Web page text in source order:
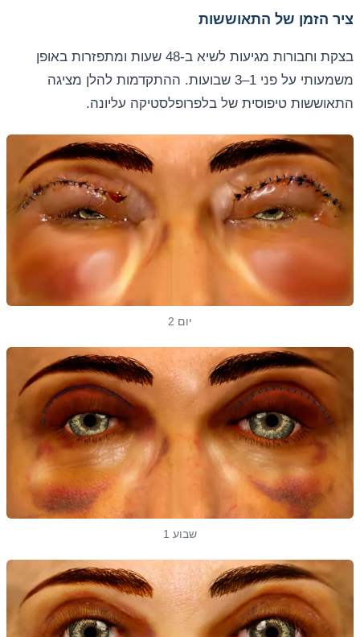
ציר הזמן של התאוששות
בצקת וחבורות מגיעות לשיא ב-48 שעות ומתפזרות באופן
משמעותי על פני 1–3 שבועות. ההתקדמות להלן מציגה
התאוששות טיפוסית של בלפרופלסטיקה עליונה.
יום 2
שבוע 1